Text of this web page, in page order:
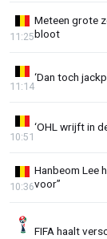
Meteen grote
bloot
11:25
‘Dan toch
11:14
‘OHL wrijft in
10:51
Hanbeom Lee
voor”
10:36
FIFA haalt